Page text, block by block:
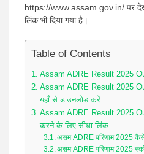
https://www.assam.gov.in/ पर
लिंक भी दिया गया है।
Table of Contents
Assam ADRE Result 2025
Assam ADRE Result 2025
यहाँ से डाउनलोड करें
Assam ADRE Result 2025
करने के लिए सीधा लिंक
असम ADRE परिणाम 2025 कैसे
असम ADRE परिणाम 2025